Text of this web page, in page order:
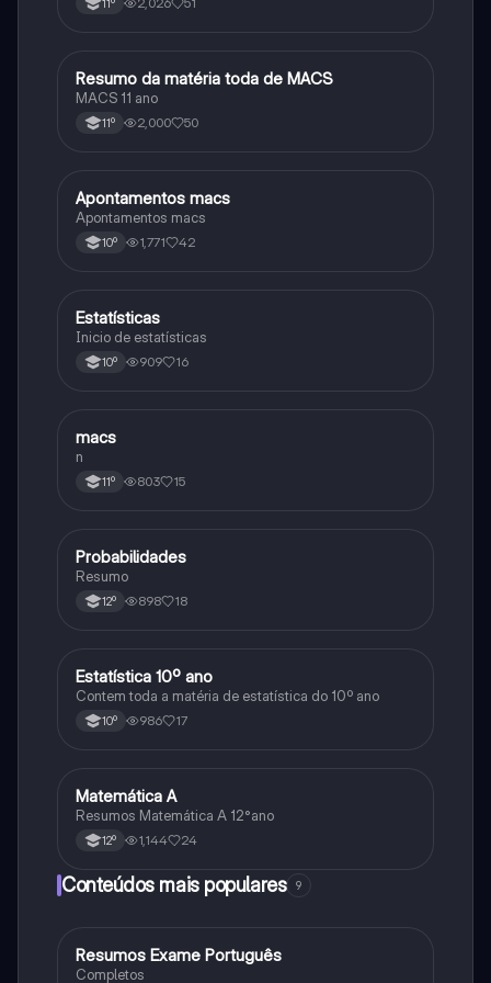
Matemática
Resumo da matéria toda de MACS
MACS 11 ano
11º 2,000 50
Matemática
Apontamentos macs
Apontamentos macs
10º 1,771 42
Matemática
Estatísticas
Inicio de estatísticas
10º 909 16
Matemática
macs
n
11º 803 15
Matemática
Probabilidades
Resumo
12º 898 18
Matemática
Estatística 10º ano
Contem toda a matéria de estatística do 10º ano
10º 986 17
Matemática
Matemática A
Resumos Matemática A 12°ano
12º 1,144 24
Conteúdos mais populares 9
Português
Resumos Exame Português
Completos